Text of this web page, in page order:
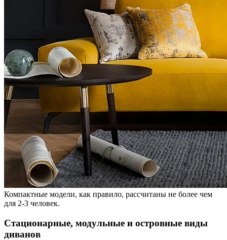
Компактные модели, как правило, рассчитаны не более чем
для 2-3 человек.
Стационарные, модульные и островные виды
диванов